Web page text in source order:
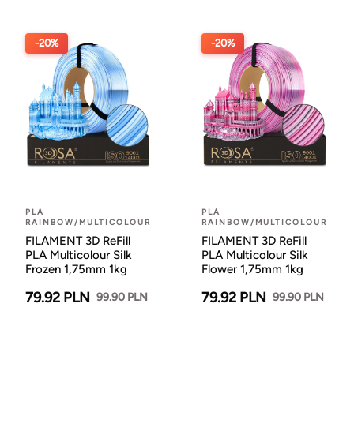
-20%
PLA
RAINBOW/MULTICOLOUR
FILAMENT 3D ReFill
PLA Multicolour Silk
Frozen 1,75mm 1kg
79.92 PLN 99.90 PLN
-20%
PLA
RAINBOW/MULTICOLOUR
FILAMENT 3D ReFill
PLA Multicolour Silk
Flower 1,75mm 1kg
79.92 PLN 99.90 PLN